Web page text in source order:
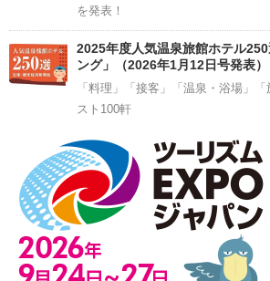
を発表！
2025年度人気温泉旅館ホテル
ング」（2026年1月12日号発表）
「料理」「接客」「温泉・浴場」
スト100軒